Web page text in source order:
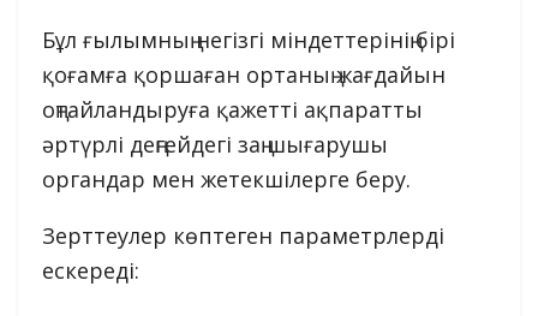
Бұл ғылымның негізгі міндеттерінің бірі
қоғамға қоршаған ортаның жағдайын
оңтайландыруға қажетті ақпаратты
әртүрлі деңгейдегі заң шығарушы
органдар мен жетекшілерге беру.
Зерттеулер көптеген параметрлерді
ескереді: